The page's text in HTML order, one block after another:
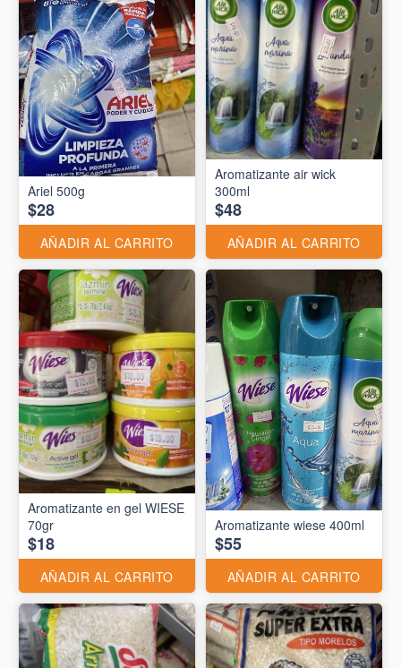
Ariel 500g
$28
AÑADIR AL CARRITO
Aromatizante air wick
300ml
$48
AÑADIR AL CARRITO
Aromatizante en gel WIESE
70gr
$18
AÑADIR AL CARRITO
Aromatizante wiese 400ml
$55
AÑADIR AL CARRITO